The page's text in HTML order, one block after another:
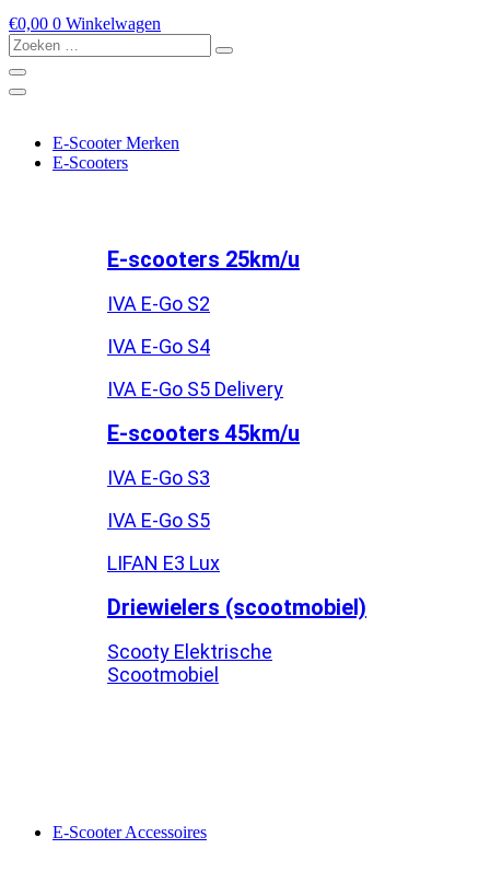
€0,00 0 Winkelwagen
Zoeken
…
E-Scooter Merken
E-Scooters
E-scooters 25km/u
IVA E-Go S2
IVA E-Go S4
IVA E-Go S5 Delivery
E-scooters 45km/u
IVA E-Go S3
IVA E-Go S5
LIFAN E3 Lux
Driewielers (scootmobiel)
Scooty Elektrische
Scootmobiel
E-Scooter Accessoires